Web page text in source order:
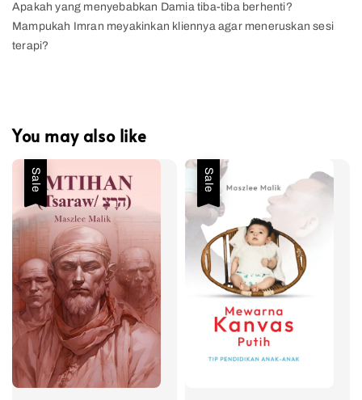
Apakah yang menyebabkan Damia tiba-tiba berhenti?
Mampukah Imran meyakinkan kliennya agar meneruskan sesi
terapi?
You may also like
Sale Sale